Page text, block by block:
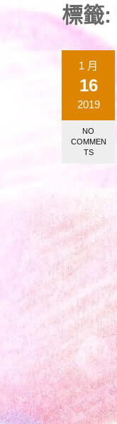
標籤:
1 月
16
2019
NO
COMMEN
TS